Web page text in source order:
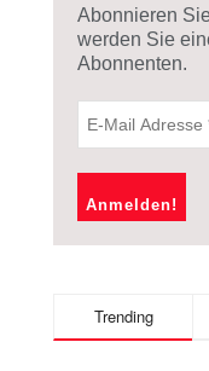
Abonnieren
werden Sie
Abonnenten.
Trending